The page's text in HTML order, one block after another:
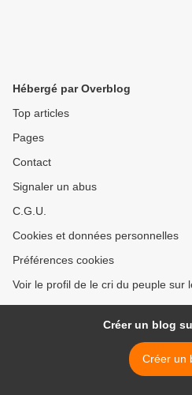
Hébergé par Overblog
Top articles
Pages
Contact
Signaler un abus
C.G.U.
Cookies et données personnelles
Préférences cookies
Voir le profil de le cri du peuple sur
Créer un blog
Créer un